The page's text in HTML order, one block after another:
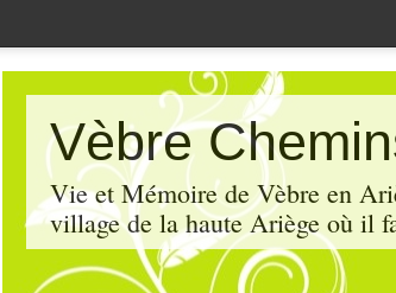
Vèbre
Vie et Mémoire de Vèbre en
village de la haute Ariège où il